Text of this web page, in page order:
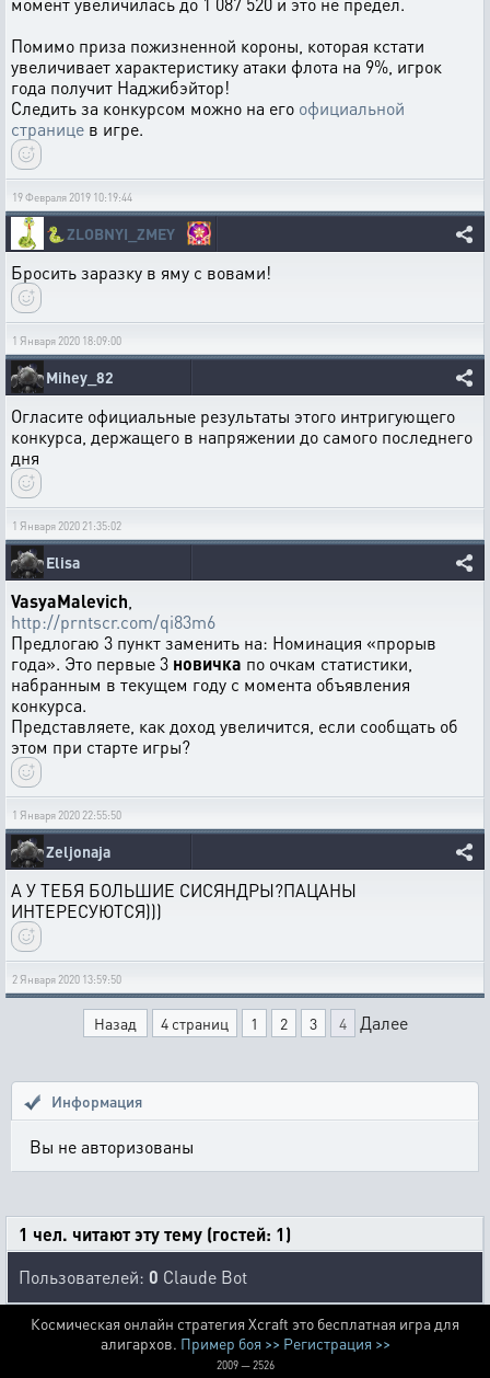
Помимо приза пожизненной короны, которая кстати
увеличивает характеристику атаки флота на 9%, игрок
года получит Наджибэйтор!
Следить за конкурсом можно на его официальной
странице в игре.
19 Февраля 2019 10:19:44
🐍ZLOBNYI_ZMEY
Бросить заразку в яму с вовами!
1 Января 2020 18:09:00
Mihey_82
Огласите официальные результаты этого интригующего
конкурса, держащего в напряжении до самого последнего
дня
1 Января 2020 21:35:02
Elisa
VasyaMalevich
http://prntscr.com/qi83m6
Предлогаю 3 пункт заменить на: Номинация «прорыв
года». Это первые 3 новичка по очкам статистики,
набранным в текущем году с момента объявления
конкурса.
Представляете, как доход увеличится, если сообщать об
этом при старте игры?
1 Января 2020 22:55:50
Zeljonaja
А У ТЕБЯ БОЛЬШИЕ СИСЯНДРЫ?ПАЦАНЫ
ИНТЕРЕСУЮТСЯ)))
2 Января 2020 13:59:50
Назад 4 страниц 1 2 3 4 Далее
Информация
Вы не авторизованы
1 чел. читают эту тему (гостей: 1)
Пользователей: 0 Claude Bot
Космическая онлайн стратегия Xcraft это бесплатная игра для
алигархов. Пример боя >> Регистрация >>
2009 — 2526